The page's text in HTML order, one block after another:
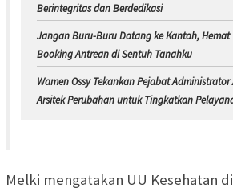
Berintegritas dan Berdedikasi
Jangan Buru-Buru Datang ke Kantah,
Booking Antrean di Sentuh Tanahku
Wamen Ossy Tekankan Pejabat Administrator
Arsitek Perubahan untuk Tingkatkan
Melki mengatakan UU Kesehatan